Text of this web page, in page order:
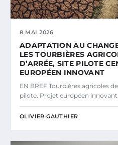
8 MAI 2026
ADAPTATION AU
LES TOURBIÈRES
D’ARRÉE, SITE PILOTE
EUROPÉEN INNOVANT
EN BREF Tourbières agricoles
pilote. Projet européen innovant
OLIVIER GAUTHIER